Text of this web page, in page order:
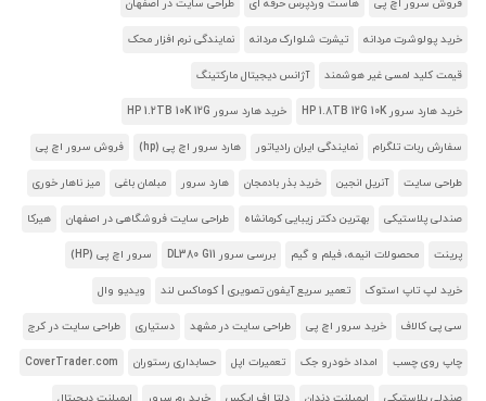
فروش سرور اچ پی هاست وردپرس حرفه ای طراحی سایت در اصفهان
خرید پولوشرت مردانه تیشرت شلوارک مردانه نمایندگی نرم افزار محک
قیمت کلید لمسی غیر هوشمند آژانس دیجیتال مارکتینگ
خرید هارد سرور HP 1.8TB 12G 10K خرید هارد سرور HP 1.2TB 10K 12G
سفارش ربات تلگرام نمایندگی ایران رادیاتور هارد سرور اچ پی (hp) فروش سرور اچ پی
طراحی سایت آنریل انجین خرید بذر بادمجان هارد سرور مبلمان باغی میز ناهار خوری
صندلی پلاستیکی بهترین دکتر زیبایی کرمانشاه طراحی سایت فروشگاهی در اصفهان هیرکا
پرینت محصولات انیمه، فیلم و گیم بررسی سرور DL380 G11 سرور اچ پی (HP)
خرید لپ تاپ استوک تعمیر سریع آیفون تصویری | کوماکس لند ویدیو وال
سی پی کالاف خرید سرور اچ پی طراحی سایت در مشهد دستیاری طراحی سایت در کرج
چاپ روی چسب امداد خودرو جک تعمیرات اپل حسابداری رستوران CoverTrader.com